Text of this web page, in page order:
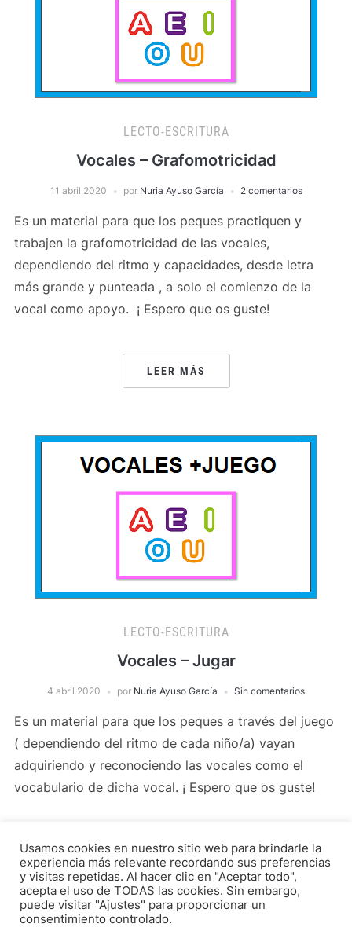
LECTO-ESCRITURA
Vocales – Grafomotricidad
11 abril 2020 por Nuria Ayuso García 2 comentarios
Es un material para que los peques practiquen y
trabajen la grafomotricidad de las vocales,
dependiendo del ritmo y capacidades, desde letra
más grande y punteada , a solo el comienzo de la
vocal como apoyo. ¡ Espero que os guste!
LEER MÁS
LECTO-ESCRITURA
Vocales – Jugar
4 abril 2020 por Nuria Ayuso García Sin comentarios
Es un material para que los peques a través del juego
( dependiendo del ritmo de cada niño/a) vayan
adquiriendo y reconociendo las vocales como el
vocabulario de dicha vocal. ¡ Espero que os guste!
LEER MÁS
Usamos cookies en nuestro sitio web para brindarle la
experiencia más relevante recordando sus preferencias
y visitas repetidas. Al hacer clic en "Aceptar todo",
acepta el uso de TODAS las cookies. Sin embargo,
puede visitar "Ajustes" para proporcionar un
consentimiento controlado.